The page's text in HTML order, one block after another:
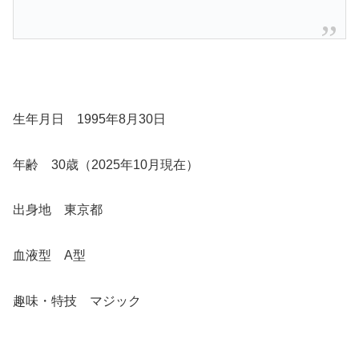
生年月日 1995年8月30日
年齢 30歳（2025年10月現在）
出身地 東京都
血液型 A型
趣味・特技 マジック